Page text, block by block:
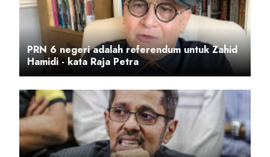
PRN 6 negeri adalah referendum untuk Zahid
Hamidi - kata Raja Petra